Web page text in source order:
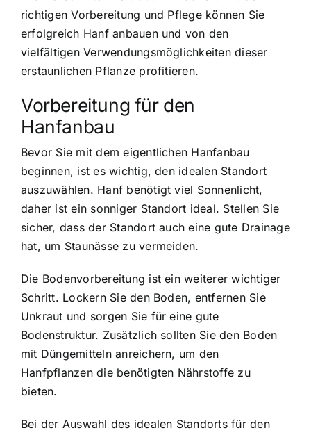
richtigen Vorbereitung und Pflege können Sie
erfolgreich Hanf anbauen und von den
vielfältigen Verwendungsmöglichkeiten dieser
erstaunlichen Pflanze profitieren.
Vorbereitung für den
Hanfanbau
Bevor Sie mit dem eigentlichen Hanfanbau
beginnen, ist es wichtig, den idealen Standort
auszuwählen. Hanf benötigt viel Sonnenlicht,
daher ist ein sonniger Standort ideal. Stellen Sie
sicher, dass der Standort auch eine gute Drainage
hat, um Staunässe zu vermeiden.
Die Bodenvorbereitung ist ein weiterer wichtiger
Schritt. Lockern Sie den Boden, entfernen Sie
Unkraut und sorgen Sie für eine gute
Bodenstruktur. Zusätzlich sollten Sie den Boden
mit Düngemitteln anreichern, um den
Hanfpflanzen die benötigten Nährstoffe zu
bieten.
Bei der Auswahl des idealen Standorts für den